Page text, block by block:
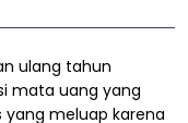
ulang tahun
mata uang yang
yang meluap karena